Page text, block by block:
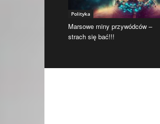
Polityka
Marsowe miny przywódców –
strach się bać!!!